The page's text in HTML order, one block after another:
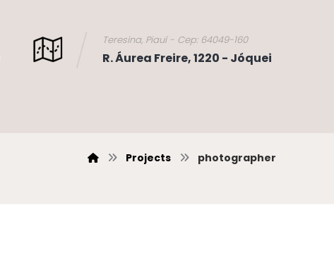
Teresina, Piauí - Cep: 64049-160
R. Áurea Freire, 1220 - Jóquei
Projects photographer